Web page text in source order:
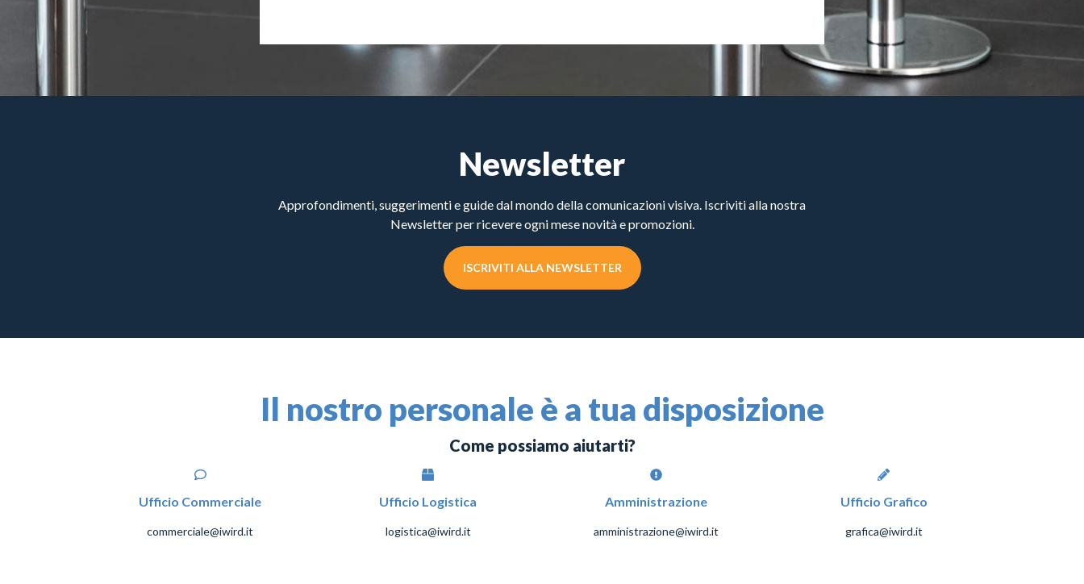
Newsletter
Approfondimenti, suggerimenti e guide dal mondo della comunicazioni visiva. Iscriviti alla nostra
Newsletter per ricevere ogni mese novità e promozioni.
ISCRIVITI ALLA NEWSLETTER
Il nostro personale è a tua disposizione
Come possiamo aiutarti?
Ufficio Commerciale
commerciale@iwird.it
Ufficio Logistica
logistica@iwird.it
Amministrazione
amministrazione@iwird.it
Ufficio Grafico
grafica@iwird.it